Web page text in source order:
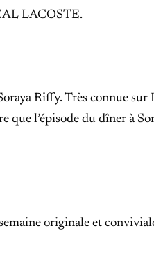
LACOSTE.
Riffy. Très connue sur
que l’épisode du dîner à
originale et